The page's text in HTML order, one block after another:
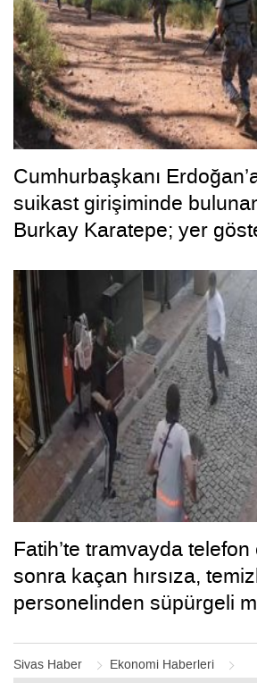
Sivas Haber
Ekonomi Haberleri
Cumhurbaşkanı
suikast girişiminde
Burkay Karatepe; yer
Fatih’te tramvayda telefon
sonra kaçan hırsıza,
personelinden süpürgeli